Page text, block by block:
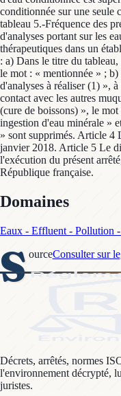
conditionnée sur une seule
tableau 5.-Fréquence des
d'analyses portant sur les
thérapeutiques dans un
: a) Dans le titre du
le mot : « mentionnée » ;
d'analyses à réaliser (1) »,
contact avec les autres
(cure de boissons) », le
ingestion d'eau minérale »
» sont supprimés. Article 4
janvier 2018. Article 5 Le
l'exécution du présent
République française.
Domaines
Eaux - Effluent - Pollution
S ourceConsulter sur
Décrets, arrêtés, normes
l'environnement décrypté,
juristes.